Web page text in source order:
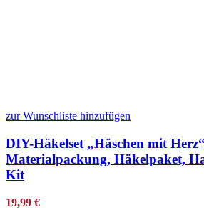
zur Wunschliste hinzufügen
DIY-Häkelset „Häschen mit
Materialpackung, Häkelpaket,
Kit
19,99 €